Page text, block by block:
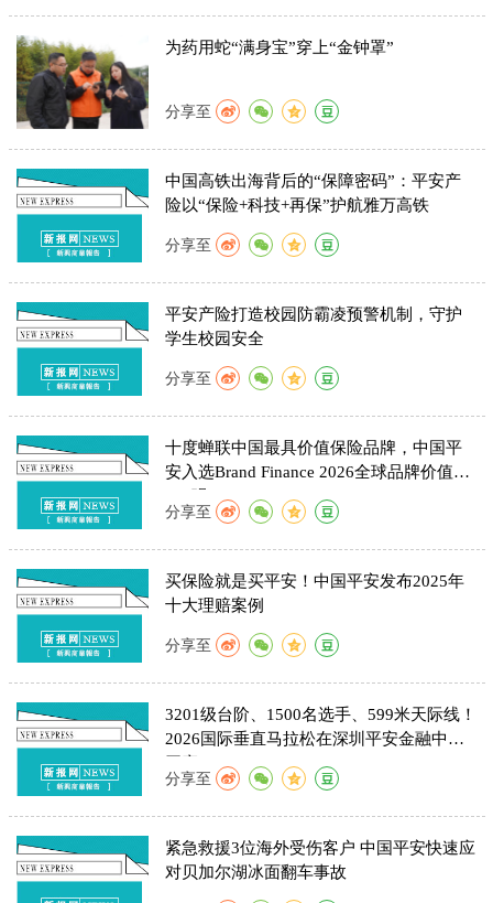
为药用蛇“满身宝”穿上“金钟罩”
分享至
中国高铁出海背后的“保障密码”：平安产
险以“保险+科技+再保”护航雅万高铁
分享至
平安产险打造校园防霸凌预警机制，守护
学生校园安全
分享至
十度蝉联中国最具价值保险品牌，中国平
安入选Brand Finance 2026全球品牌价值
500强
分享至
买保险就是买平安！中国平安发布2025年
十大理赔案例
分享至
3201级台阶、1500名选手、599米天际线！
2026国际垂直马拉松在深圳平安金融中心
开赛
分享至
紧急救援3位海外受伤客户 中国平安快速应
对贝加尔湖冰面翻车事故